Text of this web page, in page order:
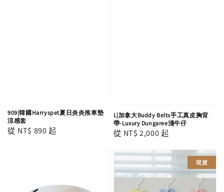
909|韓國Harryspet夏日炎炎推車墊
涼感套
Regular
從 NT$ 890 起
L|加拿大Buddy Belts手工真皮胸背
帶-Luxury Dungaree淺牛仔
Regular
從 NT$ 2,000 起
現貨